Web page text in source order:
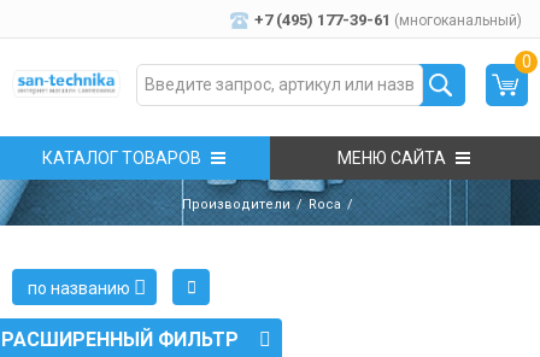
+7 (495) 177-39-61 (многоканальный)
0
КАТАЛОГ ТОВАРОВ МЕНЮ САЙТА
Производители Roca
РАСШИРЕННЫЙ ФИЛЬТР
по названию